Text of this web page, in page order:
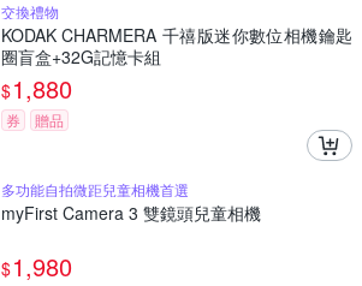
交換禮物
KODAK CHARMERA 千禧版迷你數位相機鑰匙
圈盲盒+32G記憶卡組
$1,880
券 贈品
多功能自拍微距兒童相機首選
myFirst Camera 3 雙鏡頭兒童相機
$1,980